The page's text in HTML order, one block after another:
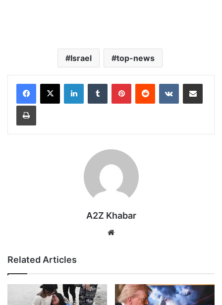
Israel top-news
LinkedInTumblr PinterestReddit VKontakteShare via Email
Print
A2Z Khabar
Related Articles